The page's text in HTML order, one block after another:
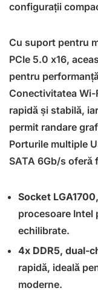
configurații
Cu suport pentru
PCIe 5.0 x16,
pentru
Conectivitatea Wi-
rapidă și stabilă,
permit randare
Porturile multiple
SATA 6Gb/s
Socket
procesoare Intel
echilibrate.
4x DDR5, dual-
rapidă, ideală
moderne.